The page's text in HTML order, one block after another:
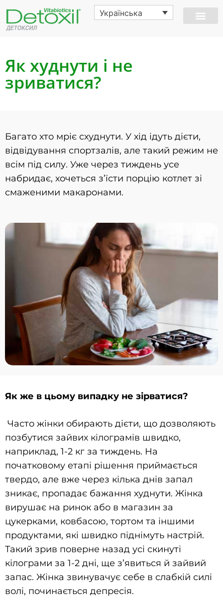
Українська
Як худнути і не
зриватися?
Багато хто мріє схуднути. У хід ідуть дієти,
відвідування спортзалів, але такий режим не
всім під силу. Уже через тиждень усе
набридає, хочеться з’їсти порцію котлет зі
смаженими макаронами.
Як же в цьому випадку не зірватися?
Часто жінки обирають дієти, що дозволяють
позбутися зайвих кілограмів швидко,
наприклад, 1-2 кг за тиждень. На
початковому етапі рішення приймається
твердо, але вже через кілька днів запал
зникає, пропадає бажання худнути. Жінка
вирушає на ринок або в магазин за
цукерками, ковбасою, тортом та іншими
продуктами, які швидко піднімуть настрій.
Такий зрив поверне назад усі скинуті
кілограми за 1-2 дні, ще з’явиться й зайвий
запас. Жінка звинувачує себе в слабкій силі
волі, починається депресія.